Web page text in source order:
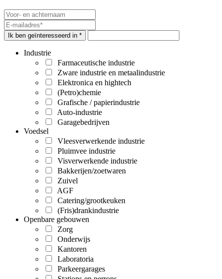
Ik ben geïnteresseerd in *
Industrie
Farmaceutische industrie
Zware industrie en metaalindustrie
Elektronica en hightech
(Petro)chemie
Grafische / papierindustrie
Auto-industrie
Garagebedrijven
Voedsel
Vleesverwerkende industrie
Pluimvee industrie
Visverwerkende industrie
Bakkerijen/zoetwaren
Zuivel
AGF
Catering/grootkeuken
(Fris)drankindustrie
Openbare gebouwen
Zorg
Onderwijs
Kantoren
Laboratoria
Parkeergarages